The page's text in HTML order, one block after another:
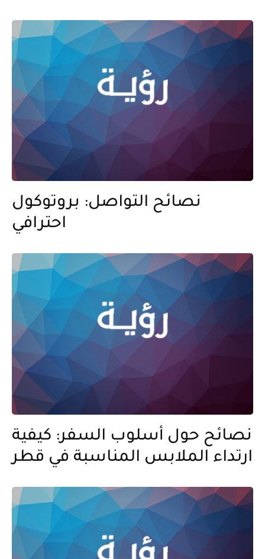
نصائح التواصل: بروتوكول
احترافي
نصائح حول أسلوب السفر: كيفية
ارتداء الملابس المناسبة في قطر